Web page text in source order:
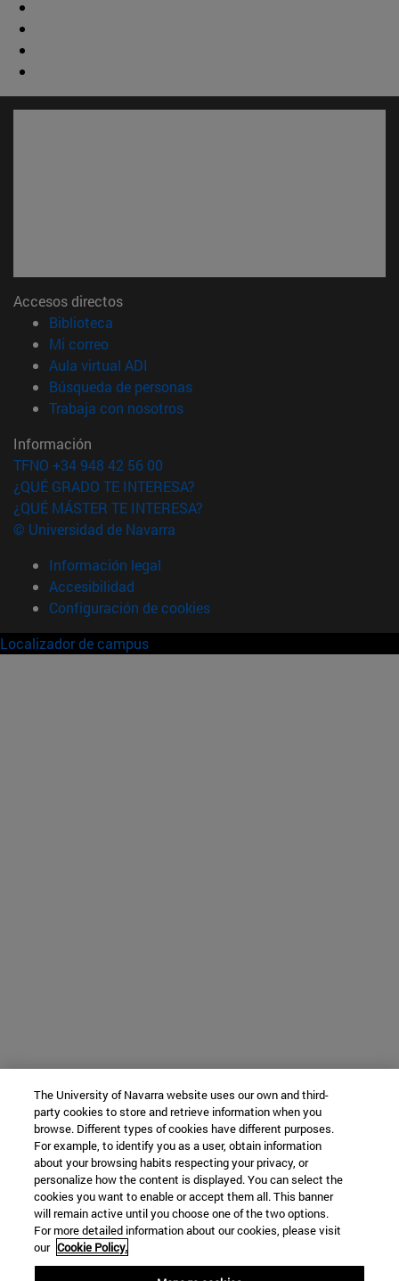
Accesos directos
Biblioteca
Mi correo(abre en nueva ventana)
Aula virtual ADI
Búsqueda de personas(abre en nueva ventana)
Trabaja con nosotros(abre en nueva ventana)
Información
TFNO +34 948 42 56 00
¿QUÉ GRADO TE INTERESA?
¿QUÉ MÁSTER TE INTERESA?
© Universidad de Navarra
Información legal
Accesibilidad
Configuración de cookies
Localizador de campus
The University of Navarra website uses our own and third-
party cookies to store and retrieve information when you
browse. Different types of cookies have different purposes.
For example, to identify you as a user, obtain information
about your browsing habits respecting your privacy, or
personalize how the content is displayed. You can select the
cookies you want to enable or accept them all. This banner
will remain active until you choose one of the two options.
For more detailed information about our cookies, please visit
our Cookie Policy.